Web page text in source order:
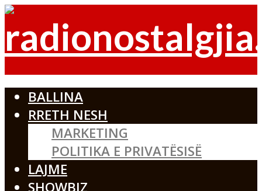
BALLINA
RRETH NESH
MARKETING
POLITIKA E PRIVATËSISË
LAJME